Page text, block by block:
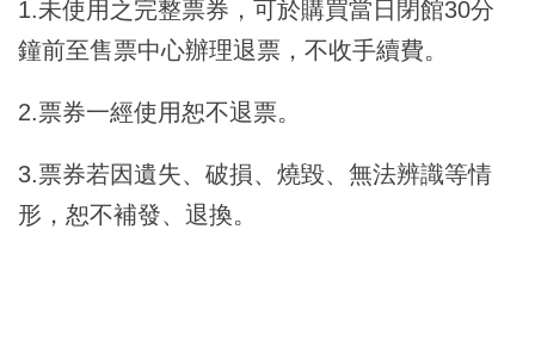
1.未使用之完整票券，可於購買當日閉館30分
鐘前至售票中心辦理退票，不收手續費。
2.票券一經使用恕不退票。
3.票券若因遺失、破損、燒毀、無法辨識等情
形，恕不補發、退換。